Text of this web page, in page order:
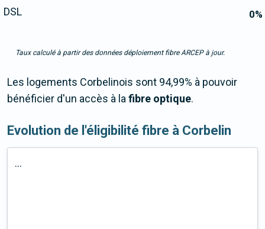
0%
DSL
Taux calculé à partir des données déploiement fibre ARCEP à jour.
Les logements Corbelinois sont 94,99% à pouvoir
bénéficier d'un accès à lafibre optique.
Evolution de l'éligibilité fibre à Corbelin
...